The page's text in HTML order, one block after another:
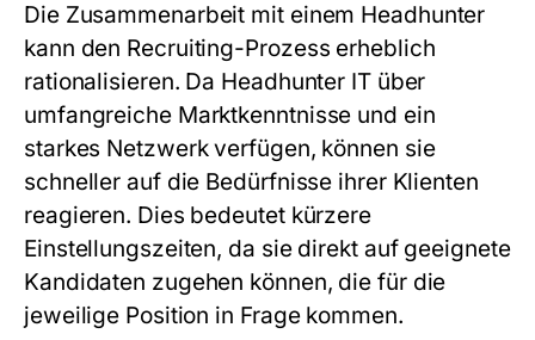
Die Zusammenarbeit mit einem Headhunter
kann den Recruiting-Prozess erheblich
rationalisieren. Da Headhunter IT über
umfangreiche Marktkenntnisse und ein
starkes Netzwerk verfügen, können sie
schneller auf die Bedürfnisse ihrer Klienten
reagieren. Dies bedeutet kürzere
Einstellungszeiten, da sie direkt auf geeignete
Kandidaten zugehen können, die für die
jeweilige Position in Frage kommen.